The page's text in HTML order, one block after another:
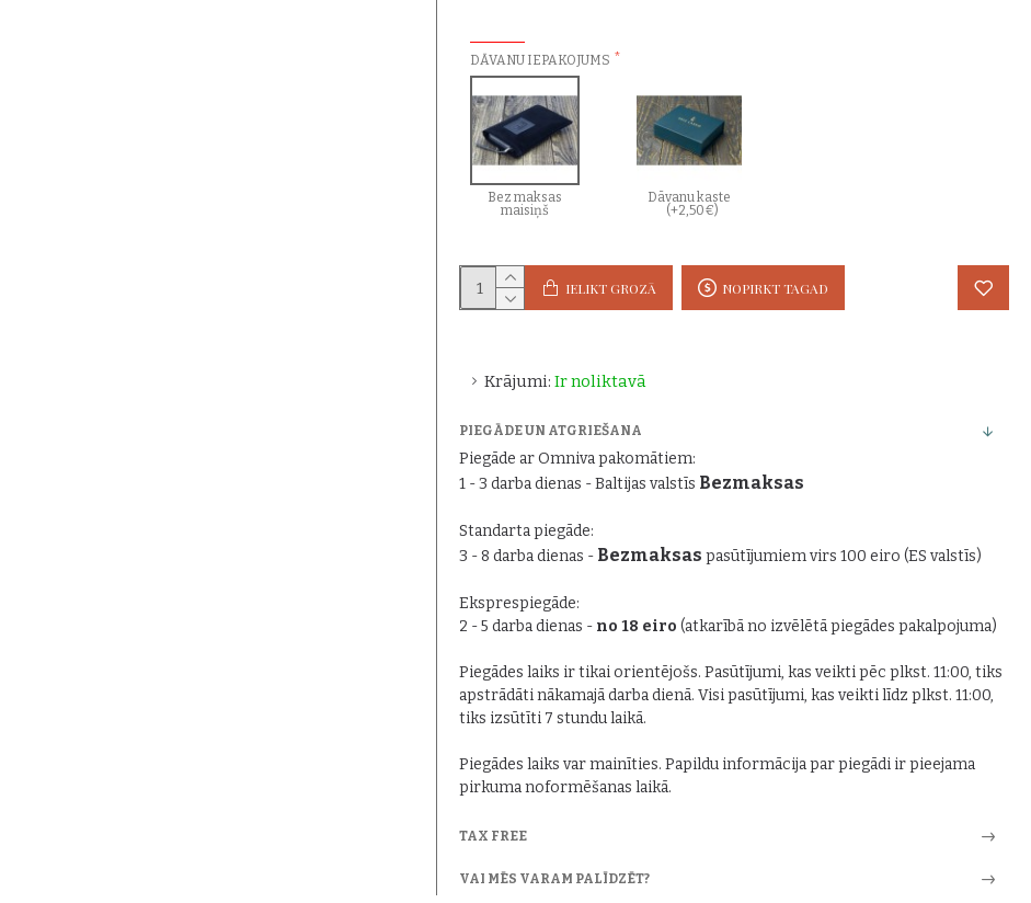
Krājumi: Ir noliktavā
DĀVANU IEPAKOJUMS
Bez maksas
maisiņš
Dāvanu kaste
(+2,50€)
IELIKT GROZĀ NOPIRKT TAGAD
PIEGĀDE UN ATGRIEŠANA
Piegāde ar Omniva pakomātiem:
1 - 3 darba dienas - Baltijas valstīs Bezmaksas
Standarta piegāde:
3 - 8 darba dienas - Bezmaksas pasūtījumiem virs 100 eiro (ES valstīs)
Eksprespiegāde:
2 - 5 darba dienas - no 18 eiro (atkarībā no izvēlētā piegādes pakalpojuma)
Piegādes laiks ir tikai orientējošs. Pasūtījumi, kas veikti pēc plkst. 11:00, tiks
apstrādāti nākamajā darba dienā. Visi pasūtījumi, kas veikti līdz plkst. 11:00,
tiks izsūtīti 7 stundu laikā.
Piegādes laiks var mainīties. Papildu informācija par piegādi ir pieejama
pirkuma noformēšanas laikā.
TAX FREE
VAI MĒS VARAM PALĪDZĒT?